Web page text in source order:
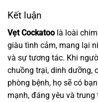
Kết luận
Vẹt Cockatoo là loài
giàu tình cảm, mang lại
và sự tương tác. Khi
chuồng trại, dinh dưỡng,
phòng bệnh, họ sẽ có
mạnh, đáng yêu và